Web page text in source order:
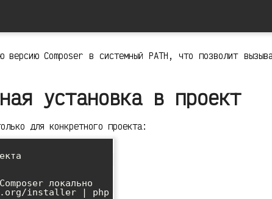
версию Composer в системный PATH, что позволит
установка в проект
для конкретного проекта:
локально
installer | php